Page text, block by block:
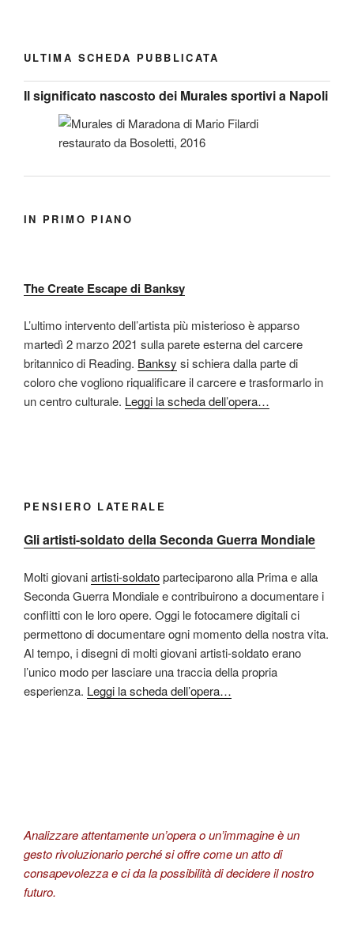
ULTIMA SCHEDA PUBBLICATA
Il significato nascosto dei Murales sportivi a Napoli
IN PRIMO PIANO
The Create Escape di Banksy
L’ultimo intervento dell’artista più misterioso è apparso
martedì 2 marzo 2021 sulla parete esterna del carcere
britannico di Reading. Banksy si schiera dalla parte di
coloro che vogliono riqualificare il carcere e trasformarlo in
un centro culturale. Leggi la scheda dell’opera…
PENSIERO LATERALE
Gli artisti-soldato della Seconda Guerra Mondiale
Molti giovaniartisti-soldatoparteciparono alla Prima e alla
Seconda Guerra Mondiale e contribuirono a documentare i
conflitti con le loro opere. Oggi le fotocamere digitali ci
permettono di documentare ogni momento della nostra vita.
Al tempo, i disegni di molti giovani artisti-soldato erano
l’unico modo per lasciare una traccia della propria
esperienza. Leggi la scheda dell’opera…
Analizzare attentamente un’opera o un’immagine è un
gesto rivoluzionario perché si offre come un atto di
consapevolezza e ci da la possibilità di decidere il nostro
futuro.